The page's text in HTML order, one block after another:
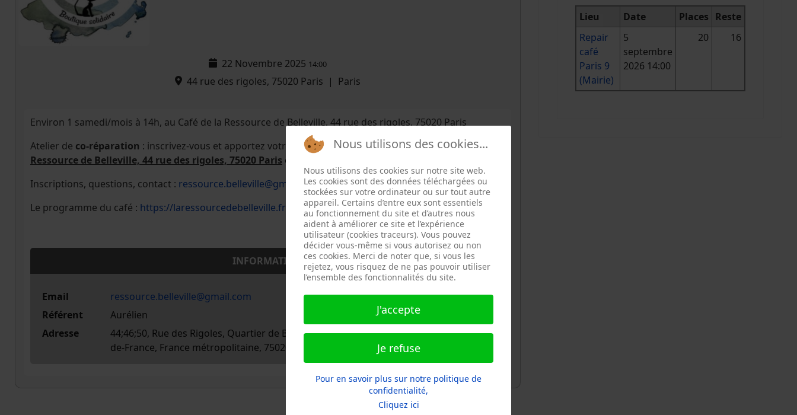
22 Novembre 2025 14:00
44 rue des rigoles, 75020 Paris | Paris
Environ 1 samedi/mois à 14h, au Café de la Ressource de Belleville, 44 rue des rigoles, 75020 Paris
Atelier de co-réparation : inscrivez-vous et apportez votre objet ou appareil en panne auCafé de la
Ressource de Belleville, 44 rue des rigoles, 75020 Paris et réparez-le avec les bénévoles.
Inscriptions, questions, contact : ressource.belleville@gmail.com
Le programme du café : https://laressourcedebelleville.fr/le-cafe-de-la-ressource/
INFORMATION
Email
ressource.belleville@gmail.com
Référent
Aurélien
Adresse
44;46;50, Rue des Rigoles, Quartier de Belleville, Paris 20e Arrondissement, Paris, Île-
de-France, France métropolitaine, 75020
Lieu Date Places Reste
Repair
café
Paris 9
(Mairie)
5
septembre
2026 14:00
20 16
Nous utilisons des cookies...
Nous utilisons des cookies sur notre site web.
Les cookies sont des données téléchargées ou
stockées sur votre ordinateur ou sur tout autre
appareil. Certains d’entre eux sont essentiels
au fonctionnement du site et d’autres nous
aident à améliorer ce site et l’expérience
utilisateur (cookies traceurs). Vous pouvez
décider vous-même si vous autorisez ou non
ces cookies. Merci de noter que, si vous les
rejetez, vous risquez de ne pas pouvoir utiliser
l’ensemble des fonctionnalités du site.
J'accepte
Je refuse
Pour en savoir plus sur notre politique de
confidentialité,
Cliquez ici